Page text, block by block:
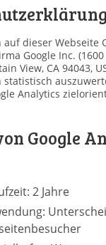
dieser Webseite
Google Inc.
View, CA 94043,
statistisch
Analytics
Google
2 Jahre